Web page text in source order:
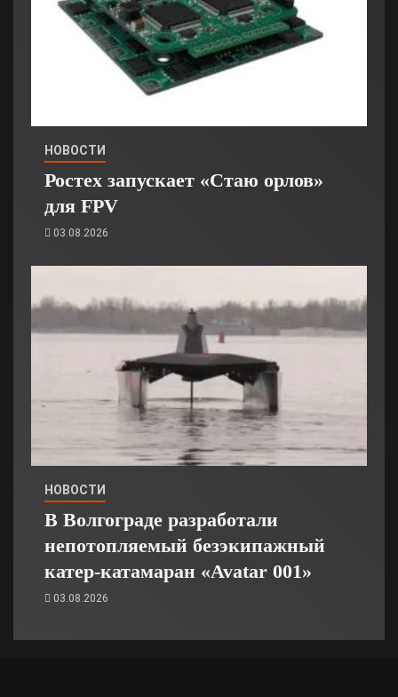
НОВОСТИ
Ростех запускает «Стаю орлов»
для FPV
03.08.2026
НОВОСТИ
В Волгограде разработали
непотопляемый безэкипажный
катер-катамаран «Avatar 001»
03.08.2026